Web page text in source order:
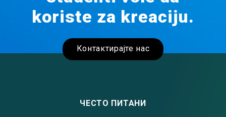
koriste za kreaciju.
Контактирајте нас
ЧЕСТО ПИТАНИ